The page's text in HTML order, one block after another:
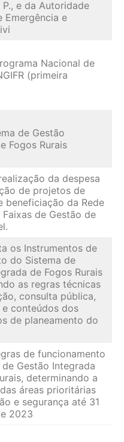
P., e da Autoridade
Emergência e
Nacional de
(primeira
de Gestão
Fogos Rurais
da despesa
de projetos de
beneficiação da Rede
Faixas de Gestão de
os Instrumentos de
do Sistema de
de Fogos Rurais
as regras técnicas
consulta pública,
conteúdos dos
de planeamento do
de funcionamento
Gestão Integrada
determinando a
áreas prioritárias
e segurança até 31
2023